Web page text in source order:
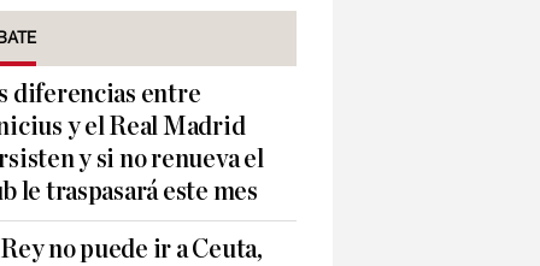
diferencias entre
y el Real Madrid
y si no renueva el
le traspasará este mes
no puede ir a Ceuta,